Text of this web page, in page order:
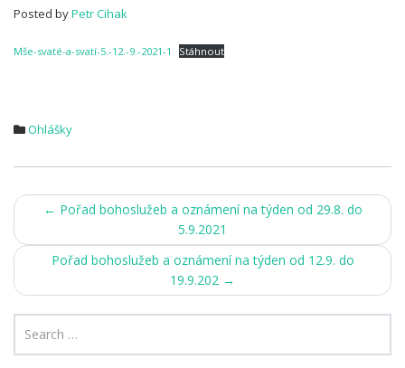
Posted byPetr Cihak
Mše-svaté-a-svatí-5.-12.-9.-2021-1 Stáhnout
Ohlášky
Post
navigation
← Pořad bohoslužeb a oznámení na týden od 29.8. do
5.9.2021
Pořad bohoslužeb a oznámení na týden od 12.9. do
19.9.202 →